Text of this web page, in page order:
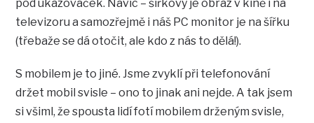
pod ukazováček. Navíc – šířkový je obraz v kině i na
televizoru a samozřejmě i náš PC monitor je na šířku
(třebaže se dá otočit, ale kdo z nás to dělá!).
S mobilem je to jiné. Jsme zvyklí při telefonování
držet mobil svisle – ono to jinak ani nejde. A tak jsem
si všiml, že spousta lidí fotí mobilem drženým svisle,